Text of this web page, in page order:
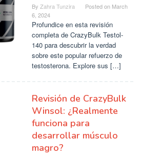
By Zahra Tunzira Posted on March
6, 2024
Profundice en esta revisión
completa de CrazyBulk Testol-
140 para descubrir la verdad
sobre este popular refuerzo de
testosterona. Explore sus […]
Revisión de CrazyBulk
Winsol: ¿Realmente
funciona para
desarrollar músculo
magro?